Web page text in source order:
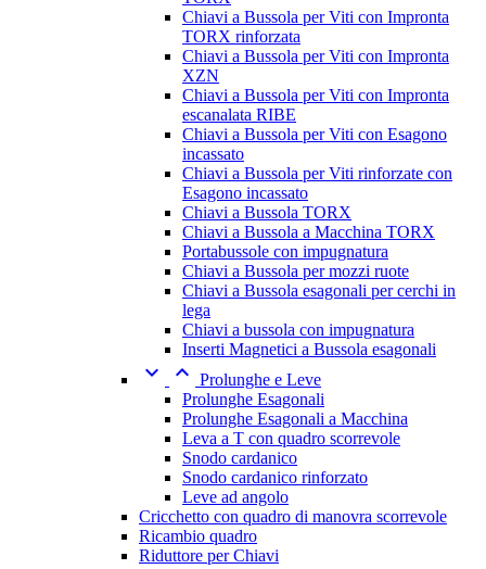
Chiavi a Bussola per Viti con Impronta
TORX rinforzata
Chiavi a Bussola per Viti con Impronta
XZN
Chiavi a Bussola per Viti con Impronta
escanalata RIBE
Chiavi a Bussola per Viti con Esagono
incassato
Chiavi a Bussola per Viti rinforzate con
Esagono incassato
Chiavi a Bussola TORX
Chiavi a Bussola a Macchina TORX
Portabussole con impugnatura
Chiavi a Bussola per mozzi ruote
Chiavi a Bussola esagonali per cerchi in
lega
Chiavi a bussola con impugnatura
Inserti Magnetici a Bussola esagonali
  Prolunghe e Leve
Prolunghe Esagonali
Prolunghe Esagonali a Macchina
Leva a T con quadro scorrevole
Snodo cardanico
Snodo cardanico rinforzato
Leve ad angolo
Cricchetto con quadro di manovra scorrevole
Ricambio quadro
Riduttore per Chiavi